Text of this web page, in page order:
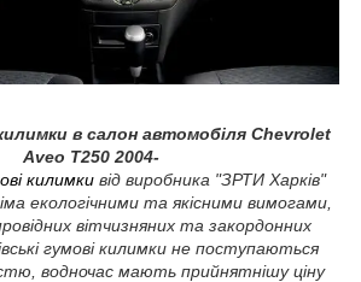
килимки в салон автомобіля Chevrolet
Aveo T250 2004-
килимкивід виробника "ЗРТИ Харків"
екологічними та якісними вимогами,
вітчизняних та закордонних
гумові килимки не поступаються
водночас мають прийнятнішу ціну